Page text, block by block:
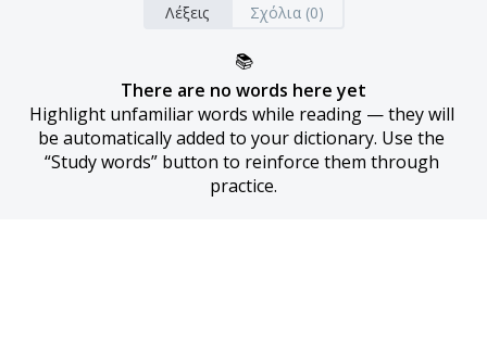
Λέξεις Σχόλια (0)
📚
There are no words here yet
Highlight unfamiliar words while reading — they will
be automatically added to your dictionary. Use the
“Study words” button to reinforce them through
practice.